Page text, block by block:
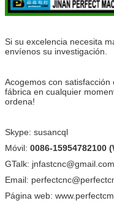
Si su excelencia necesita
envíenos su investigación.
Acogemos con
fábrica en cualquier
ordena!
Skype: susancql
Móvil: 0086-15954782100
GTalk: jnfastcnc@gmail.com
Email:
Página web: